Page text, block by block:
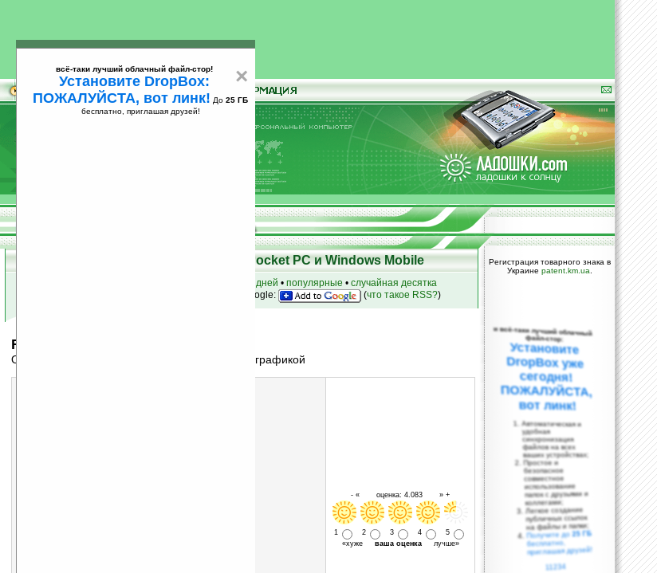
25
Скачать программы для КПК Pocket PC и Windows Mobile
за 7 дней • популярные • случайная десятка
на Google: (что такое RSS?)
Rabbit Wars v1.0.0
Отличная пошаговая стратегия с мультяшной графикой
- « оценка: 4.083 » +
1 2 3 4
5
«хуже ваша оценкалучше»
Регистрация товарного знака в
Украине patent.km.ua
×
всё-таки лучший облачный файл-стор!
Установите DropBox:
ПОЖАЛУЙСТА, вот линк! До 25 ГБ
бесплатно, приглашая друзей!
и всё-таки лучший облачный
файл-стор:
Установите
DropBox уже
сегодня!
ПОЖАЛУЙСТА,
вот линк!
Автоматическая и
удобная
синхронизация
файлов на всех
ваших устройствах;
Простое и
безопасное
совместное
использование
папок с друзьями и
коллегами;
Легкое создание
публичных ссылок
на файлы и папки;
Получите до25 ГБ
бесплатно,
приглашая друзей!
11234